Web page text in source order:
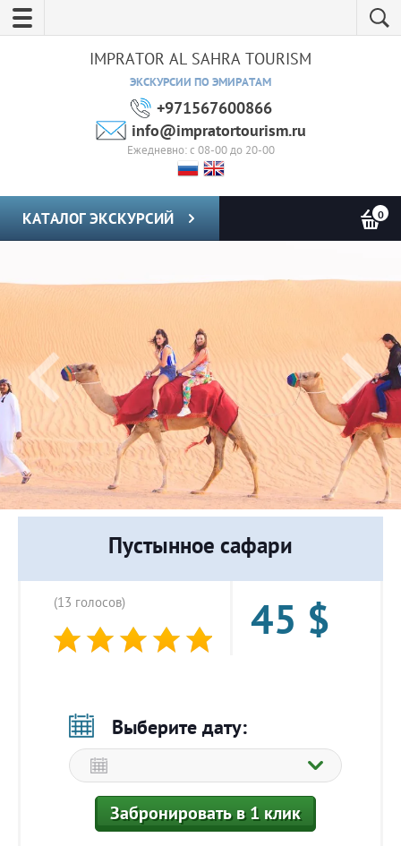
IMPRATOR AL SAHRA TOURISM
ЭКСКУРСИИ ПО ЭМИРАТАМ
+971567600866
info@impratortourism.ru
Ежедневно: с 08-00 до 20-00
КАТАЛОГ ЭКСКУРСИЙ 0
Пустынное сафари
(13 голосов) 45 $
Выберите дату:
Забронировать в 1 клик